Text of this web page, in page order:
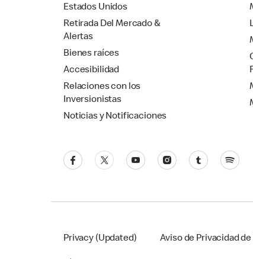
Estados Unidos
Retirada Del Mercado &
Alertas
Bienes raíces
Accesibilidad
Relaciones con los
Inversionistas
Noticias y Notificaciones
Privacy (Updated) Aviso de Privacidad